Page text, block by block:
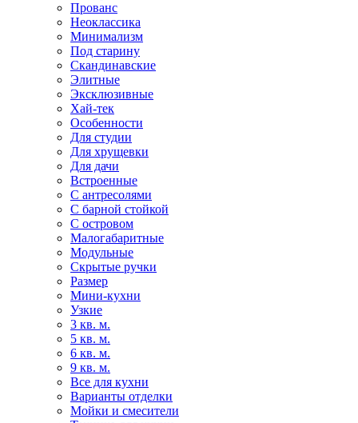
Прованс
Неоклассика
Минимализм
Под старину
Скандинавские
Элитные
Эксклюзивные
Хай-тек
Особенности
Для студии
Для хрущевки
Для дачи
Встроенные
С антресолями
С барной стойкой
С островом
Малогабаритные
Модульные
Скрытые ручки
Размер
Мини-кухни
Узкие
3 кв. м.
5 кв. м.
6 кв. м.
9 кв. м.
Все для кухни
Варианты отделки
Мойки и смесители